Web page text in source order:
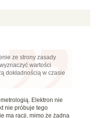
ze strony zasady
wartości
dokładnością w czasie
Elektron nie
nie próbuje tego
ma racji, mimo że żadna